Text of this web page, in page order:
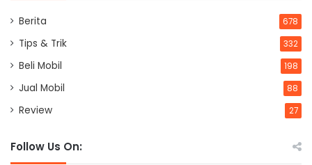
Berita 678
Tips & Trik 332
Beli Mobil 198
Jual Mobil 88
Review 27
Follow Us On: